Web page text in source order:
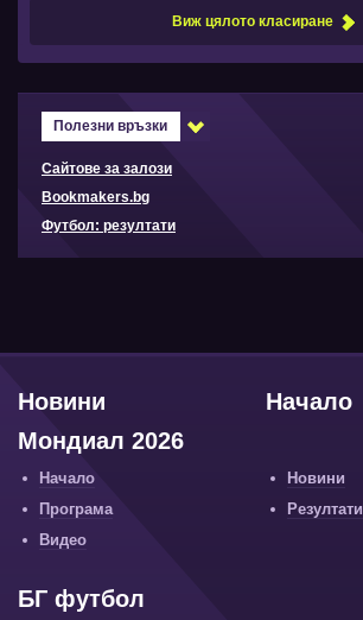
Виж цялото класиране
Полезни връзки
Сайтове за залози
Bookmakers.bg
Футбол: резултати
Начало
Новини
Мондиал 2026
Начало
Новини
Програма
Резултати
Видео
БГ футбол